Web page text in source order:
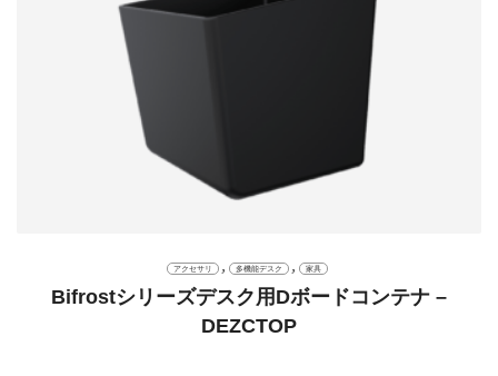
アクセサリ , 多機能デスク , 家具
Bifrostシリーズデスク用Dボードコンテナ –
DEZCTOP